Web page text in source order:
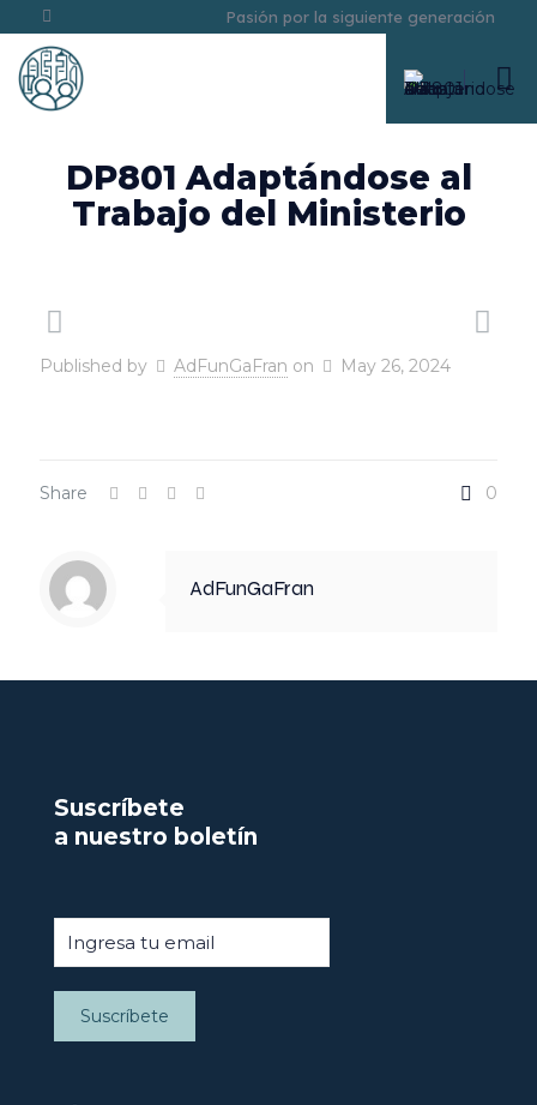
Pasión por la siguiente generación
DP801 Adaptándose al
Trabajo del Ministerio
Published by AdFunGaFran on May 26, 2024
Share 0
AdFunGaFran
Suscríbete
a nuestro boletín